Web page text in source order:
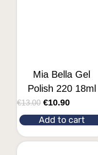
Mia Bella Gel
Polish 220 18ml
€13.00 €10.90
Add to cart